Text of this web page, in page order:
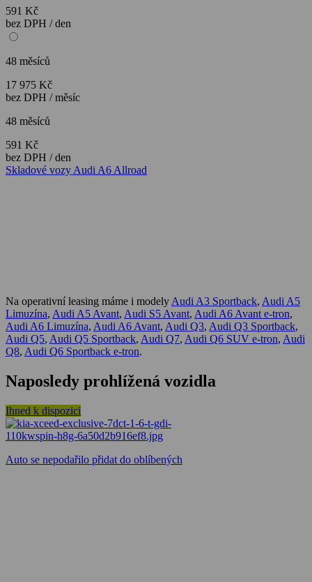
591 Kč
bez DPH / den
48 měsíců
17 975 Kč
bez DPH / měsíc
48 měsíců
591 Kč
bez DPH / den
Skladové vozy Audi A6 Allroad
Na operativní leasing máme i modely Audi A3 Sportback, Audi A5
Limuzína, Audi A5 Avant, Audi S5 Avant, Audi A6 Avant e-tron,
Audi A6 Limuzína, Audi A6 Avant, Audi Q3, Audi Q3 Sportback,
Audi Q5, Audi Q5 Sportback, Audi Q7, Audi Q6 SUV e-tron, Audi
Q8, Audi Q6 Sportback e-tron.
Naposledy prohlížená vozidla
Ihned k dispozici
Auto se nepodařilo přidat do oblíbených